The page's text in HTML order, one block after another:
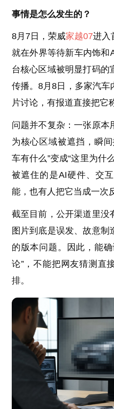
事情是怎么发生的？
8月7日，荣威家越07进入
就在外界等待新车内饰和
台核心区域被明显打码的
传播。8月8日，多家汽车
片讨论，有报道直接把它
问题并不复杂：一张原本
为核心区域被遮挡，瞬
车有什么”变成“这里为什
被遮住的是AI硬件、交
能，也有人把它当成一次
截至目前，公开渠道里没
图片到底是误发、故意制
的版本问题。因此，能
论”，不能把网友猜测直
排。